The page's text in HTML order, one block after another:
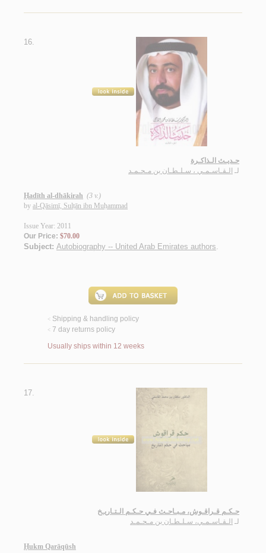
16.
حـديـث الـذاكـرة
لـ الـقـاسـمـي ، سـلـطـان بن مـحـمـد
Ḥadīth al-dhākirah (3 v.)
by al-Qāsimī, Sulṭān ibn Muḥammad
Issue Year: 2011
Our Price: $70.00
Subject: Autobiography -- United Arab Emirates authors.
< Shipping & handling policy
< 7 day returns policy
Usually ships within 12 weeks
17.
حـكـم قـراقـوش، مـبـاحـث فـي حـكـم الـتـاريـخ
لـ الـقـاسـمـي، سـلـطـان بن مـحـمـد
Ḥukm Qarāqūsh